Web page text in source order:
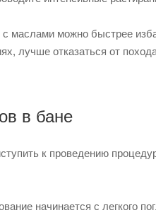
маслами можно быстрее
лучше отказаться от
в бане
к проведению
начинается с легкого